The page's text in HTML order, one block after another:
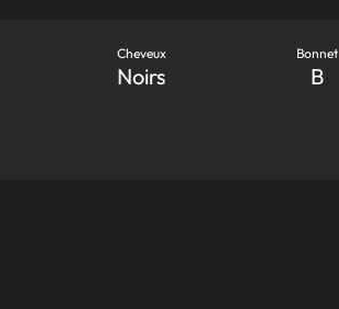
Cheveux
Noirs
Bonnet
B